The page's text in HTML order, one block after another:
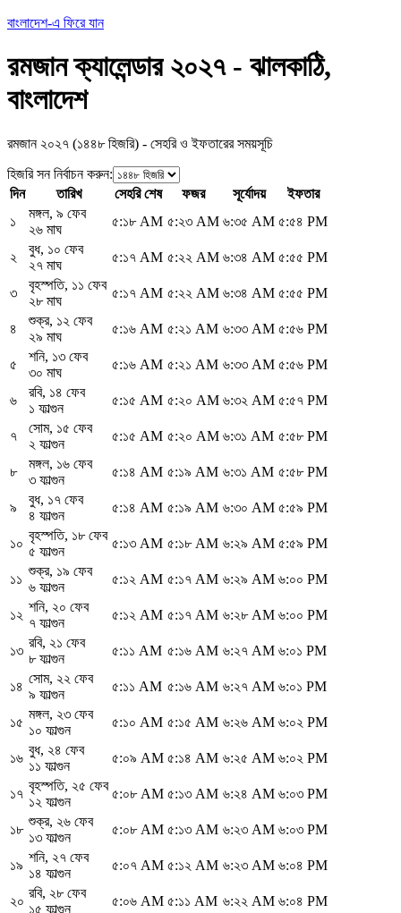
বাংলাদেশ-এ ফিরে যান
রমজান ক্যালেন্ডার ২০২৭ - ঝালকাঠি,
বাংলাদেশ
রমজান ২০২৭ (১৪৪৮ হিজরি) - সেহরি ও ইফতারের সময়সূচি
হিজরি সন নির্বাচন করুন:
দিন
তারিখ সেহরি শেষ ফজর সূর্যোদয়
ইফতার
১
মঙ্গল, ৯ ফেব
২৬ মাঘ
৫:১৮ AM ৫:২৩ AM ৬:৩৫ AM ৫:৫৪ PM
২
বুধ, ১০ ফেব
২৭ মাঘ
৫:১৭ AM ৫:২২ AM ৬:৩৪ AM ৫:৫৫ PM
৩
বৃহস্পতি, ১১ ফেব
২৮ মাঘ
৫:১৭ AM ৫:২২ AM ৬:৩৪ AM ৫:৫৫ PM
৪
শুক্র, ১২ ফেব
২৯ মাঘ
৫:১৬ AM ৫:২১ AM ৬:৩৩ AM ৫:৫৬ PM
৫
শনি, ১৩ ফেব
৩০ মাঘ
৫:১৬ AM ৫:২১ AM ৬:৩৩ AM ৫:৫৬ PM
৬
রবি, ১৪ ফেব
১ ফাল্গুন
৫:১৫ AM ৫:২০ AM ৬:৩২ AM ৫:৫৭ PM
৭
সোম, ১৫ ফেব
২ ফাল্গুন
৫:১৫ AM ৫:২০ AM ৬:৩১ AM ৫:৫৮ PM
৮
মঙ্গল, ১৬ ফেব
৩ ফাল্গুন
৫:১৪ AM ৫:১৯ AM ৬:৩১ AM ৫:৫৮ PM
৯
বুধ, ১৭ ফেব
৪ ফাল্গুন
৫:১৪ AM ৫:১৯ AM ৬:৩০ AM ৫:৫৯ PM
১০
বৃহস্পতি, ১৮ ফেব
৫ ফাল্গুন
৫:১৩ AM ৫:১৮ AM ৬:২৯ AM ৫:৫৯ PM
১১
শুক্র, ১৯ ফেব
৬ ফাল্গুন
৫:১২ AM ৫:১৭ AM ৬:২৯ AM ৬:০০ PM
১২
শনি, ২০ ফেব
৭ ফাল্গুন
৫:১২ AM ৫:১৭ AM ৬:২৮ AM ৬:০০ PM
১৩
রবি, ২১ ফেব
৮ ফাল্গুন
৫:১১ AM ৫:১৬ AM ৬:২৭ AM ৬:০১ PM
১৪
সোম, ২২ ফেব
৯ ফাল্গুন
৫:১১ AM ৫:১৬ AM ৬:২৭ AM ৬:০১ PM
১৫
মঙ্গল, ২৩ ফেব
১০ ফাল্গুন
৫:১০ AM ৫:১৫ AM ৬:২৬ AM ৬:০২ PM
১৬
বুধ, ২৪ ফেব
১১ ফাল্গুন
৫:০৯ AM ৫:১৪ AM ৬:২৫ AM ৬:০২ PM
১৭
বৃহস্পতি, ২৫ ফেব
১২ ফাল্গুন
৫:০৮ AM ৫:১৩ AM ৬:২৪ AM ৬:০৩ PM
১৮
শুক্র, ২৬ ফেব
১৩ ফাল্গুন
৫:০৮ AM ৫:১৩ AM ৬:২৩ AM ৬:০৩ PM
১৯
শনি, ২৭ ফেব
১৪ ফাল্গুন
৫:০৭ AM ৫:১২ AM ৬:২৩ AM ৬:০৪ PM
২০
রবি, ২৮ ফেব
১৫ ফাল্গুন
৫:০৬ AM ৫:১১ AM ৬:২২ AM ৬:০৪ PM